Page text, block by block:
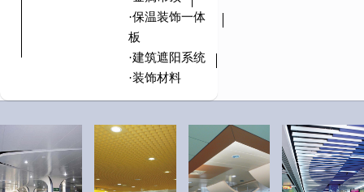
·保温装饰一体
板
·建筑遮阳系统
·装饰材料